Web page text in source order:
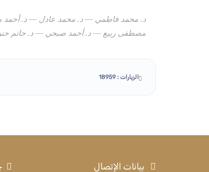
د. محمد فاطمي — د. محمد عادل — د. أحمد
مصطفى ربيع — د. أحمد صبحي — د. حاتم
الزيارات : 18959
بيانات الإتصال